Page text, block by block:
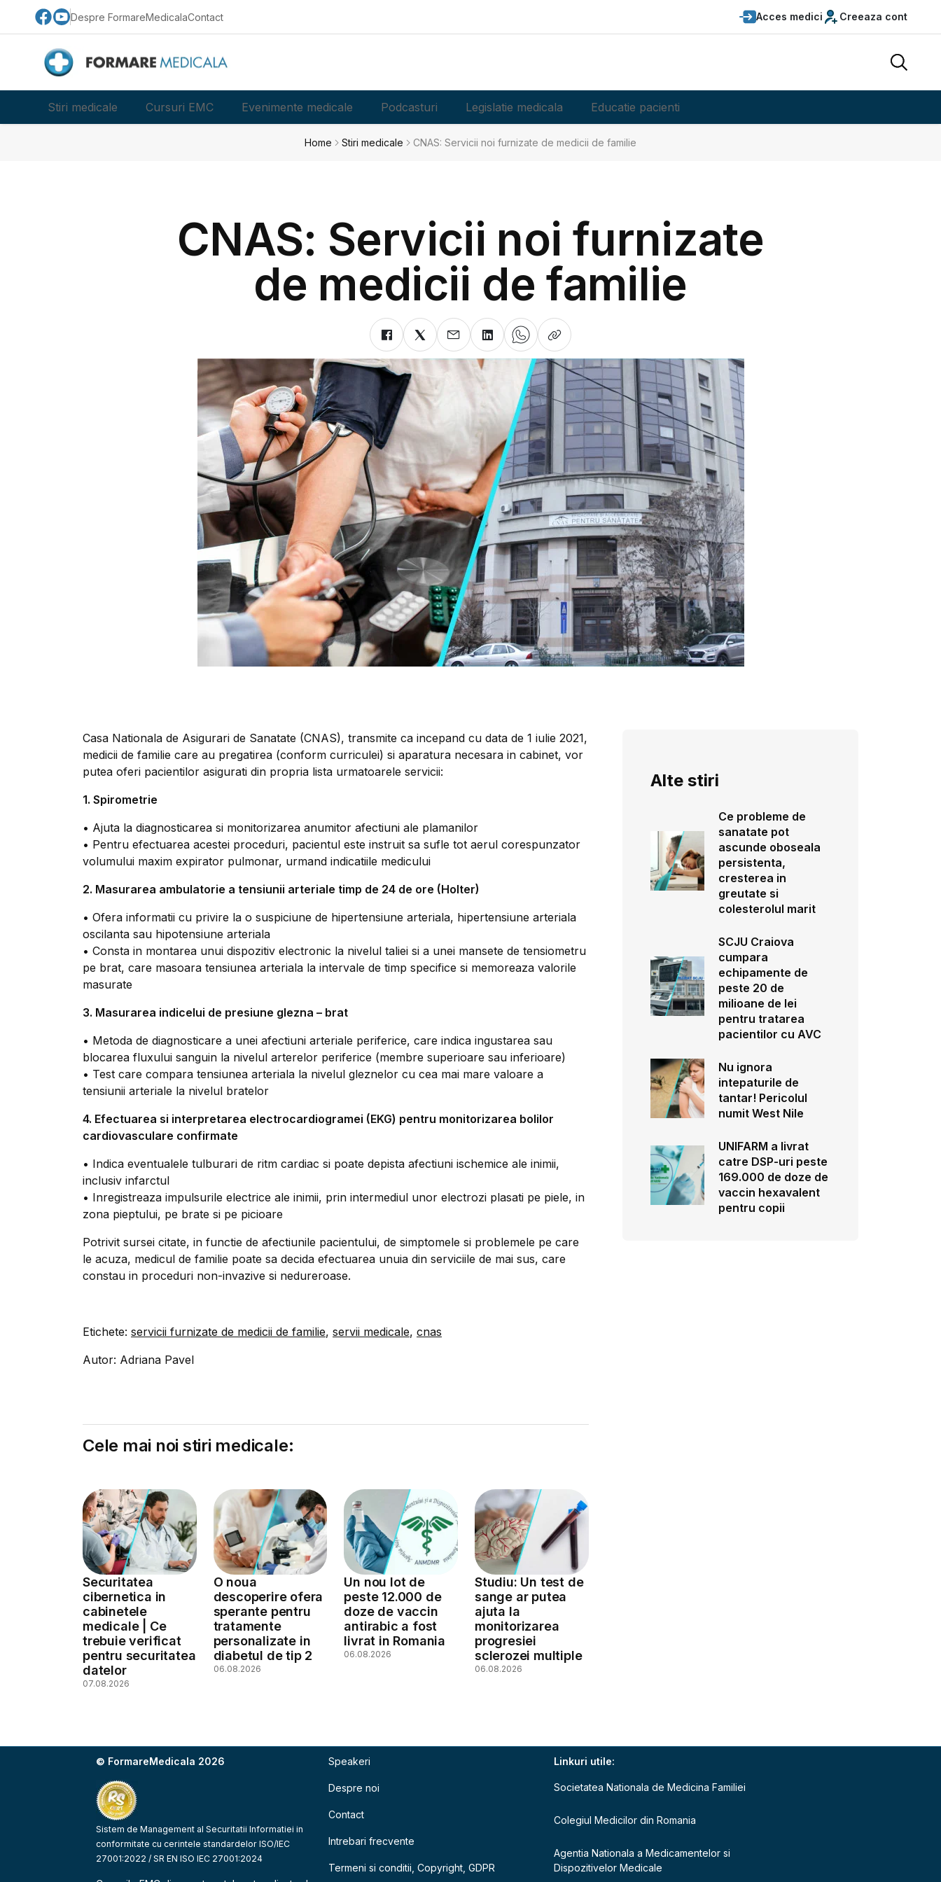
Despre FormareMedicalaContact Acces medici Creeaza cont
Stiri medicale Cursuri EMC Evenimente medicale Podcasturi Legislatie medicala Educatie pacienti
Home Stiri medicale CNAS: Servicii noi furnizate de medicii de familie
CNAS: Servicii noi furnizate
de medicii de familie
Casa Nationala de Asigurari de Sanatate (CNAS), transmite ca incepand cu data de 1 iulie 2021,
medicii de familie care au pregatirea (conform curriculei) si aparatura necesara in cabinet, vor
putea oferi pacientilor asigurati din propria lista urmatoarele servicii:
1. Spirometrie
• Ajuta la diagnosticarea si monitorizarea anumitor afectiuni ale plamanilor
• Pentru efectuarea acestei proceduri, pacientul este instruit sa sufle tot aerul corespunzator
volumului maxim expirator pulmonar, urmand indicatiile medicului
2. Masurarea ambulatorie a tensiunii arteriale timp de 24 de ore (Holter)
• Ofera informatii cu privire la o suspiciune de hipertensiune arteriala, hipertensiune arteriala
oscilanta sau hipotensiune arteriala
• Consta in montarea unui dispozitiv electronic la nivelul taliei si a unei mansete de tensiometru
pe brat, care masoara tensiunea arteriala la intervale de timp specifice si memoreaza valorile
masurate
3. Masurarea indicelui de presiune glezna – brat
• Metoda de diagnosticare a unei afectiuni arteriale periferice, care indica ingustarea sau
blocarea fluxului sanguin la nivelul arterelor periferice (membre superioare sau inferioare)
• Test care compara tensiunea arteriala la nivelul gleznelor cu cea mai mare valoare a
tensiunii arteriale la nivelul bratelor
4. Efectuarea si interpretarea electrocardiogramei (EKG) pentru monitorizarea bolilor
cardiovasculare confirmate
• Indica eventualele tulburari de ritm cardiac si poate depista afectiuni ischemice ale inimii,
inclusiv infarctul
• Inregistreaza impulsurile electrice ale inimii, prin intermediul unor electrozi plasati pe piele, in
zona pieptului, pe brate si pe picioare
Potrivit sursei citate, in functie de afectiunile pacientului, de simptomele si problemele pe care
le acuza, medicul de familie poate sa decida efectuarea unuia din serviciile de mai sus, care
constau in proceduri non-invazive si nedureroase.
Etichete: servicii furnizate de medicii de familie, servii medicale, cnas
Autor: Adriana Pavel
Cele mai noi stiri medicale:
Securitatea
cibernetica in
cabinetele
medicale | Ce
trebuie verificat
pentru securitatea
datelor
07.08.2026
O noua
descoperire ofera
sperante pentru
tratamente
personalizate in
diabetul de tip 2
06.08.2026
Un nou lot de
peste 12.000 de
doze de vaccin
antirabic a fost
livrat in Romania
06.08.2026
Studiu: Un test de
sange ar putea
ajuta la
monitorizarea
progresiei
sclerozei multiple
06.08.2026
Alte stiri
Ce probleme de
sanatate pot
ascunde oboseala
persistenta,
cresterea in
greutate si
colesterolul marit
SCJU Craiova
cumpara
echipamente de
peste 20 de
milioane de lei
pentru tratarea
pacientilor cu AVC
Nu ignora
intepaturile de
tantar! Pericolul
numit West Nile
UNIFARM a livrat
catre DSP-uri peste
169.000 de doze de
vaccin hexavalent
pentru copii
© FormareMedicala 2026
Sistem de Management al Securitatii Informatiei in
conformitate cu cerintele standardelor ISO/IEC
27001:2022 / SR EN ISO IEC 27001:2024
Speakeri
Despre noi
Contact
Intrebari frecvente
Termeni si conditii, Copyright, GDPR
Linkuri utile:
Societatea Nationala de Medicina Familiei
Colegiul Medicilor din Romania
Agentia Nationala a Medicamentelor si
Dispozitivelor Medicale